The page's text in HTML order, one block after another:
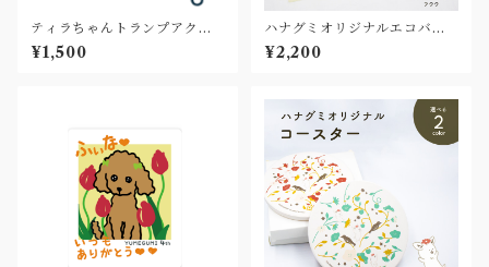
ティラちゃんトランプアクキ
ー(4週年記念グッズ)
¥1,500
ハナグミオリジナルエコバッ
グ✨2size
¥2,200